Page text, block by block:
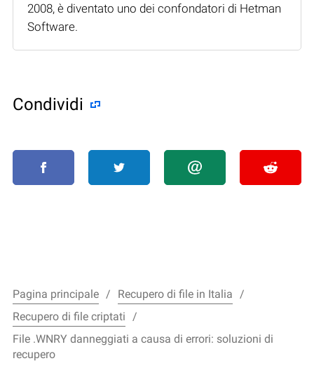
2008, è diventato uno dei confondatori di Hetman
Software.
Condividi
Pagina principale
Recupero di file in Italia
Recupero di file criptati
File .WNRY danneggiati a causa di errori: soluzioni di
recupero